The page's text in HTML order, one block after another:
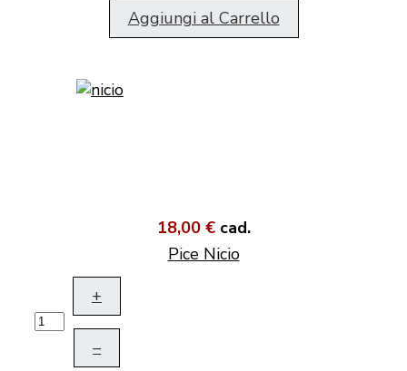
Aggiungi al Carrello
18,00 € cad.
Pice Nicio
+
–